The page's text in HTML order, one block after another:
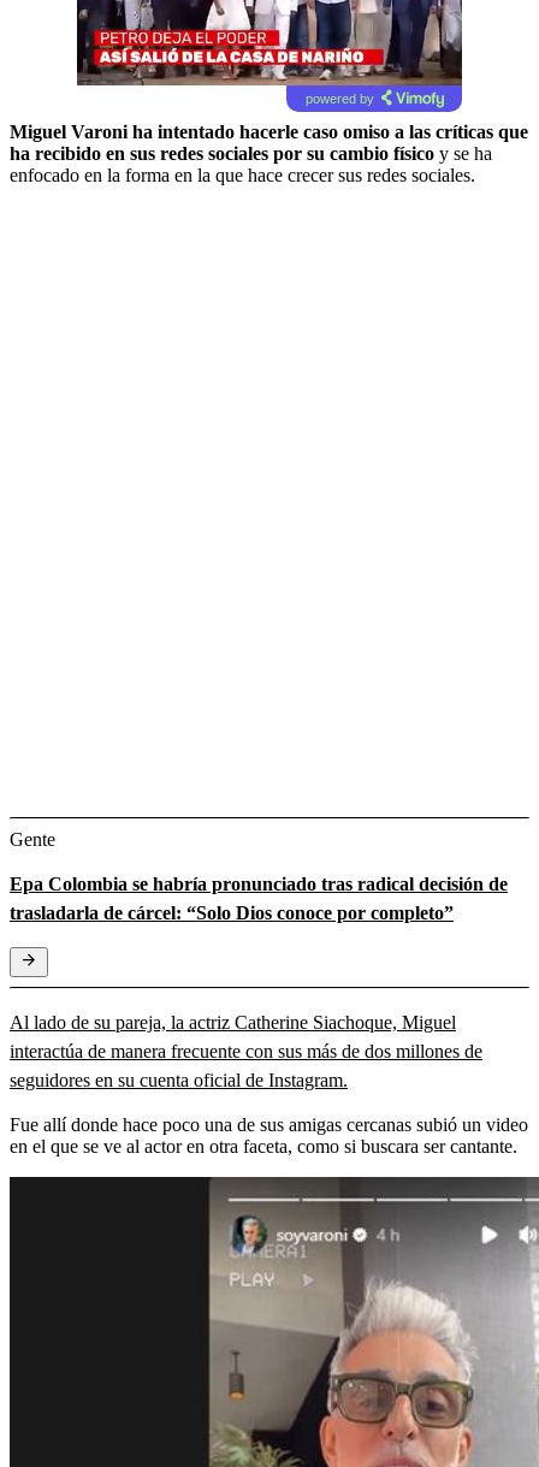
powered by
Miguel Varoni ha intentado hacerle caso omiso a las críticas que
ha recibido en sus redes sociales por su cambio físico y se ha
enfocado en la forma en la que hace crecer sus redes sociales.
Gente
Epa Colombia se habría pronunciado tras radical decisión de
trasladarla de cárcel: “Solo Dios conoce por completo”
Al lado de su pareja, la actriz Catherine Siachoque, Miguel
interactúa de manera frecuente con sus más de dos millones de
seguidores en su cuenta oficial de Instagram.
Fue allí donde hace poco una de sus amigas cercanas subió un video
en el que se ve al actor en otra faceta, como si buscara ser cantante.